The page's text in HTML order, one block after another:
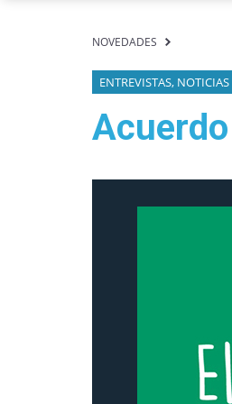
NOVEDADES
ENTREVISTAS, NOTICIAS